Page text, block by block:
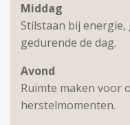
Middag
Stilstaan bij
gedurende de dag.
Avond
Ruimte maken voor
herstelmomenten.